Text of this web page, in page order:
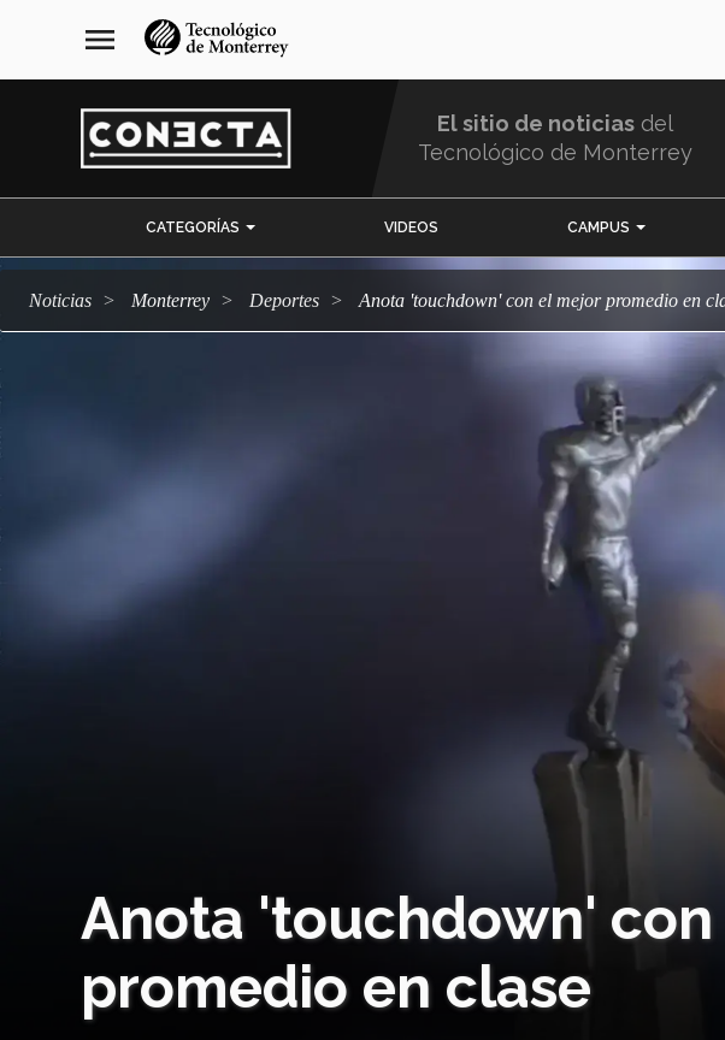
navegación
principal
menu
El sitio de noticias del
Tecnológico de Monterrey
CATEGORÍAS VIDEOS CAMPUS
Noticias Monterrey deportes Anota 'touchdown' con el mejor promedio en
Anota 'touchdown'
promedio en clase